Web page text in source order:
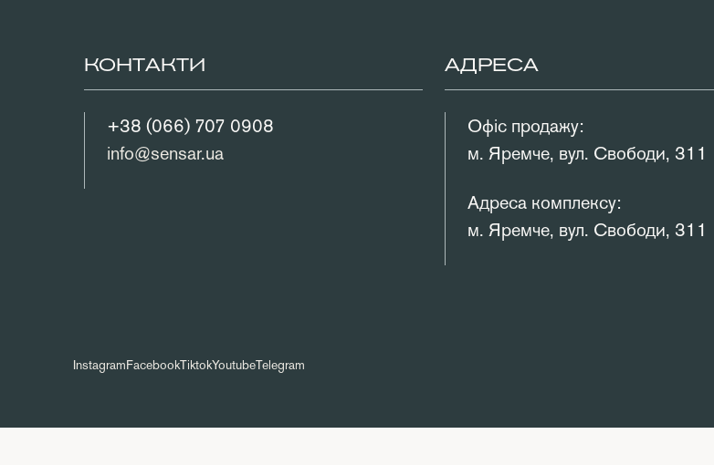
КОНТАКТИ
+38 (066) 707 0908
info@sensar.ua
АДРЕСА
Офіс продажу:
м. Яремче, вул. Свободи, 311
Адреса комплексу:
м. Яремче, вул. Свободи, 311
InstagramFacebookTiktokYoutubeTelegram